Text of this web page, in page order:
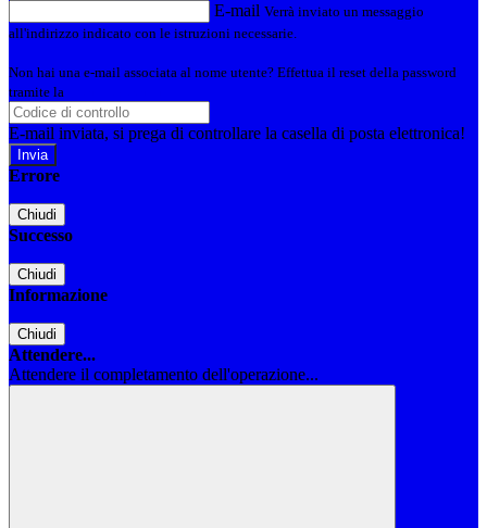
E-mail Verrà inviato un messaggio
all'indirizzo indicato con le istruzioni necessarie.
Non hai una e-mail associata al nome utente? Effettua il reset della password
tramite la
E-mail inviata, si prega di controllare la casella di posta elettronica!
Errore
Chiudi
Successo
Chiudi
Informazione
Chiudi
Attendere...
Attendere il completamento dell'operazione...